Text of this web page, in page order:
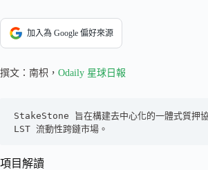
加入為 Google 偏好來源
撰文：南枳， Odaily 星球日報
StakeStone 旨在構建去中心化的一體式質押
LST 流動性跨鏈市場。
項目解讀